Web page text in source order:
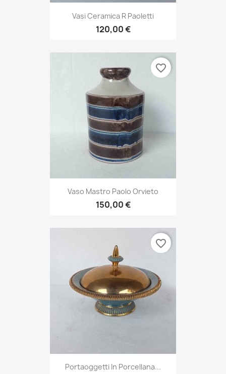
Vasi Ceramica R Paoletti
120,00 €
Vaso Mastro Paolo Orvieto
150,00 €
favorite_border
Portaoggetti In Porcellana...
favorite_border